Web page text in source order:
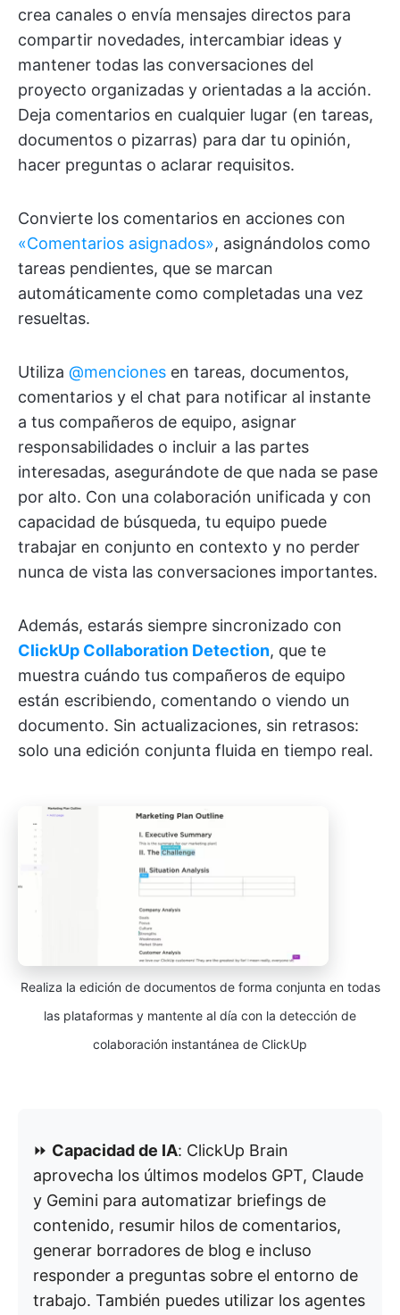
crea canales o envía mensajes directos para
compartir novedades, intercambiar ideas y
mantener todas las conversaciones del
proyecto organizadas y orientadas a la acción.
Deja comentarios en cualquier lugar (en tareas,
documentos o pizarras) para dar tu opinión,
hacer preguntas o aclarar requisitos.
Convierte los comentarios en acciones con
«Comentarios asignados», asignándolos como
tareas pendientes, que se marcan
automáticamente como completadas una vez
resueltas.
Utiliza @menciones en tareas, documentos,
comentarios y el chat para notificar al instante
a tus compañeros de equipo, asignar
responsabilidades o incluir a las partes
interesadas, asegurándote de que nada se pase
por alto. Con una colaboración unificada y con
capacidad de búsqueda, tu equipo puede
trabajar en conjunto en contexto y no perder
nunca de vista las conversaciones importantes.
Además, estarás siempre sincronizado con
ClickUp Collaboration Detection, que te
muestra cuándo tus compañeros de equipo
están escribiendo, comentando o viendo un
documento. Sin actualizaciones, sin retrasos:
solo una edición conjunta fluida en tiempo real.
Realiza la edición de documentos de forma conjunta en todas
las plataformas y mantente al día con la detección de
colaboración instantánea de ClickUp
⏩ Capacidad de IA: ClickUp Brain
aprovecha los últimos modelos GPT, Claude
y Gemini para automatizar briefings de
contenido, resumir hilos de comentarios,
generar borradores de blog e incluso
responder a preguntas sobre el entorno de
trabajo. También puedes utilizar los agentes